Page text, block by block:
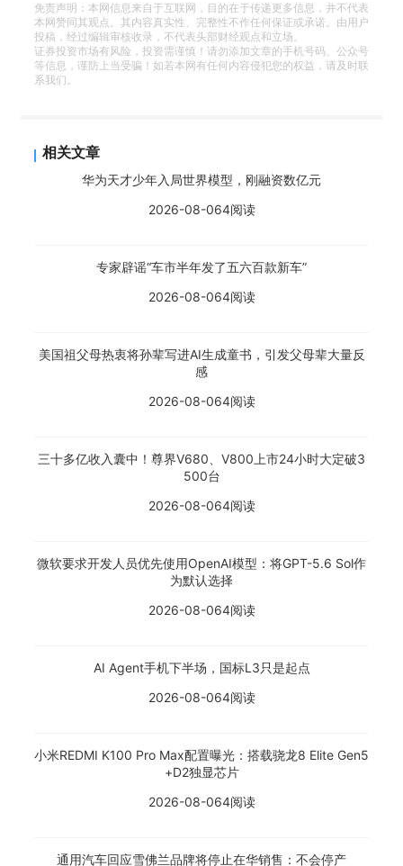
免责声明：本网信息来自于互联网，目的在于传递更多信息，并不代表
本网赞同其观点。其内容真实性、完整性不作任何保证或承诺。由用户
投稿，经过编辑审核收录，不代表头部财经观点和立场。
证券投资市场有风险，投资需谨慎！请勿添加文章的手机号码、公众号
等信息，谨防上当受骗！如若本网有任何内容侵犯您的权益，请及时联
系我们。
相关文章
华为天才少年入局世界模型，刚融资数亿元
2026-08-064阅读
专家辟谣“车市半年发了五六百款新车”
2026-08-064阅读
美国祖父母热衷将孙辈写进AI生成童书，引发父母辈大量反
感
2026-08-064阅读
三十多亿收入囊中！尊界V680、V800上市24小时大定破3
500台
2026-08-064阅读
微软要求开发人员优先使用OpenAI模型：将GPT-5.6 Sol作
为默认选择
2026-08-064阅读
AI Agent手机下半场，国标L3只是起点
2026-08-064阅读
小米REDMI K100 Pro Max配置曝光：搭载骁龙8 Elite Gen5
+D2独显芯片
2026-08-064阅读
通用汽车回应雪佛兰品牌将停止在华销售：不会停产